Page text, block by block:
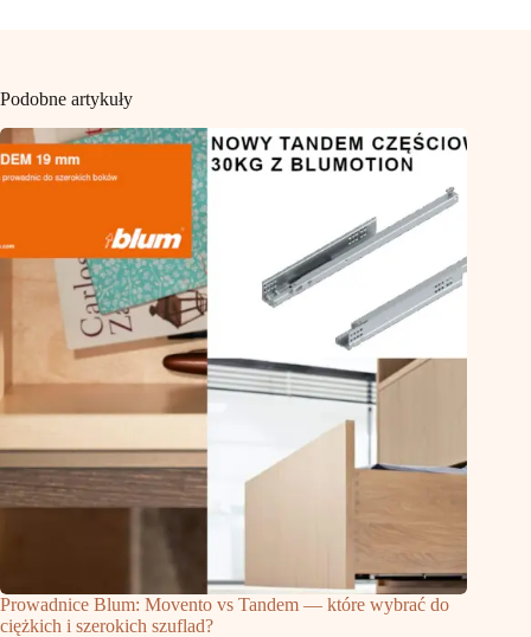
Podobne artykuły
Prowadnice Blum: Movento vs Tandem — które wybrać do
ciężkich i szerokich szuflad?